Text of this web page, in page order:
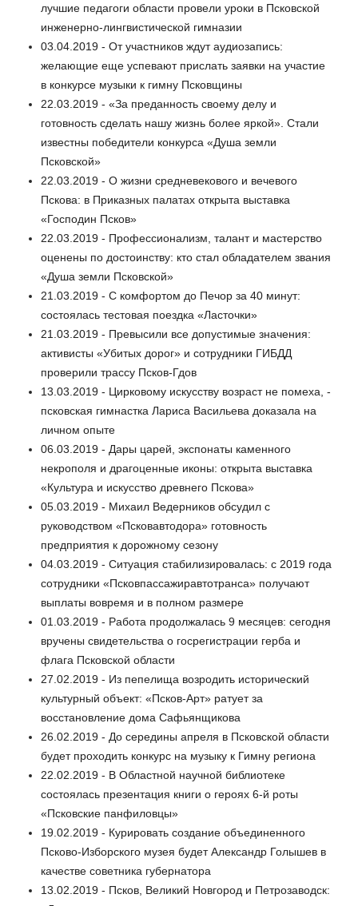
лучшие педагоги области провели уроки в Псковской
инженерно-лингвистической гимназии
03.04.2019 - От участников ждут аудиозапись:
желающие еще успевают прислать заявки на участие
в конкурсе музыки к гимну Псковщины
22.03.2019 - «За преданность своему делу и
готовность сделать нашу жизнь более яркой». Стали
известны победители конкурса «Душа земли
Псковской»
22.03.2019 - О жизни средневекового и вечевого
Пскова: в Приказных палатах открыта выставка
«Господин Псков»
22.03.2019 - Профессионализм, талант и мастерство
оценены по достоинству: кто стал обладателем звания
«Душа земли Псковской»
21.03.2019 - С комфортом до Печор за 40 минут:
состоялась тестовая поездка «Ласточки»
21.03.2019 - Превысили все допустимые значения:
активисты «Убитых дорог» и сотрудники ГИБДД
проверили трассу Псков-Гдов
13.03.2019 - Цирковому искусству возраст не помеха, -
псковская гимнастка Лариса Васильева доказала на
личном опыте
06.03.2019 - Дары царей, экспонаты каменного
некрополя и драгоценные иконы: открыта выставка
«Культура и искусство древнего Пскова»
05.03.2019 - Михаил Ведерников обсудил с
руководством «Псковавтодора» готовность
предприятия к дорожному сезону
04.03.2019 - Ситуация стабилизировалась: с 2019 года
сотрудники «Псковпассажиравтотранса» получают
выплаты вовремя и в полном размере
01.03.2019 - Работа продолжалась 9 месяцев: сегодня
вручены свидетельства о госрегистрации герба и
флага Псковской области
27.02.2019 - Из пепелища возродить исторический
культурный объект: «Псков-Арт» ратует за
восстановление дома Сафьянщикова
26.02.2019 - До середины апреля в Псковской области
будет проходить конкурс на музыку к Гимну региона
22.02.2019 - В Областной научной библиотеке
состоялась презентация книги о героях 6-й роты
«Псковские панфиловцы»
19.02.2019 - Курировать создание объединенного
Псково-Изборского музея будет Александр Голышев в
качестве советника губернатора
13.02.2019 - Псков, Великий Новгород и Петрозаводск: